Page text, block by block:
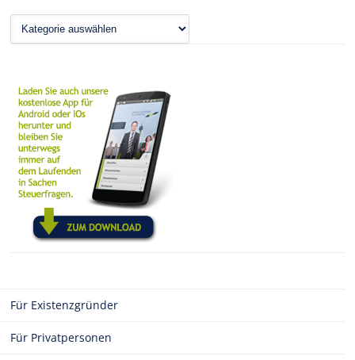
News
Für Existenzgründer
Für Privatpersonen